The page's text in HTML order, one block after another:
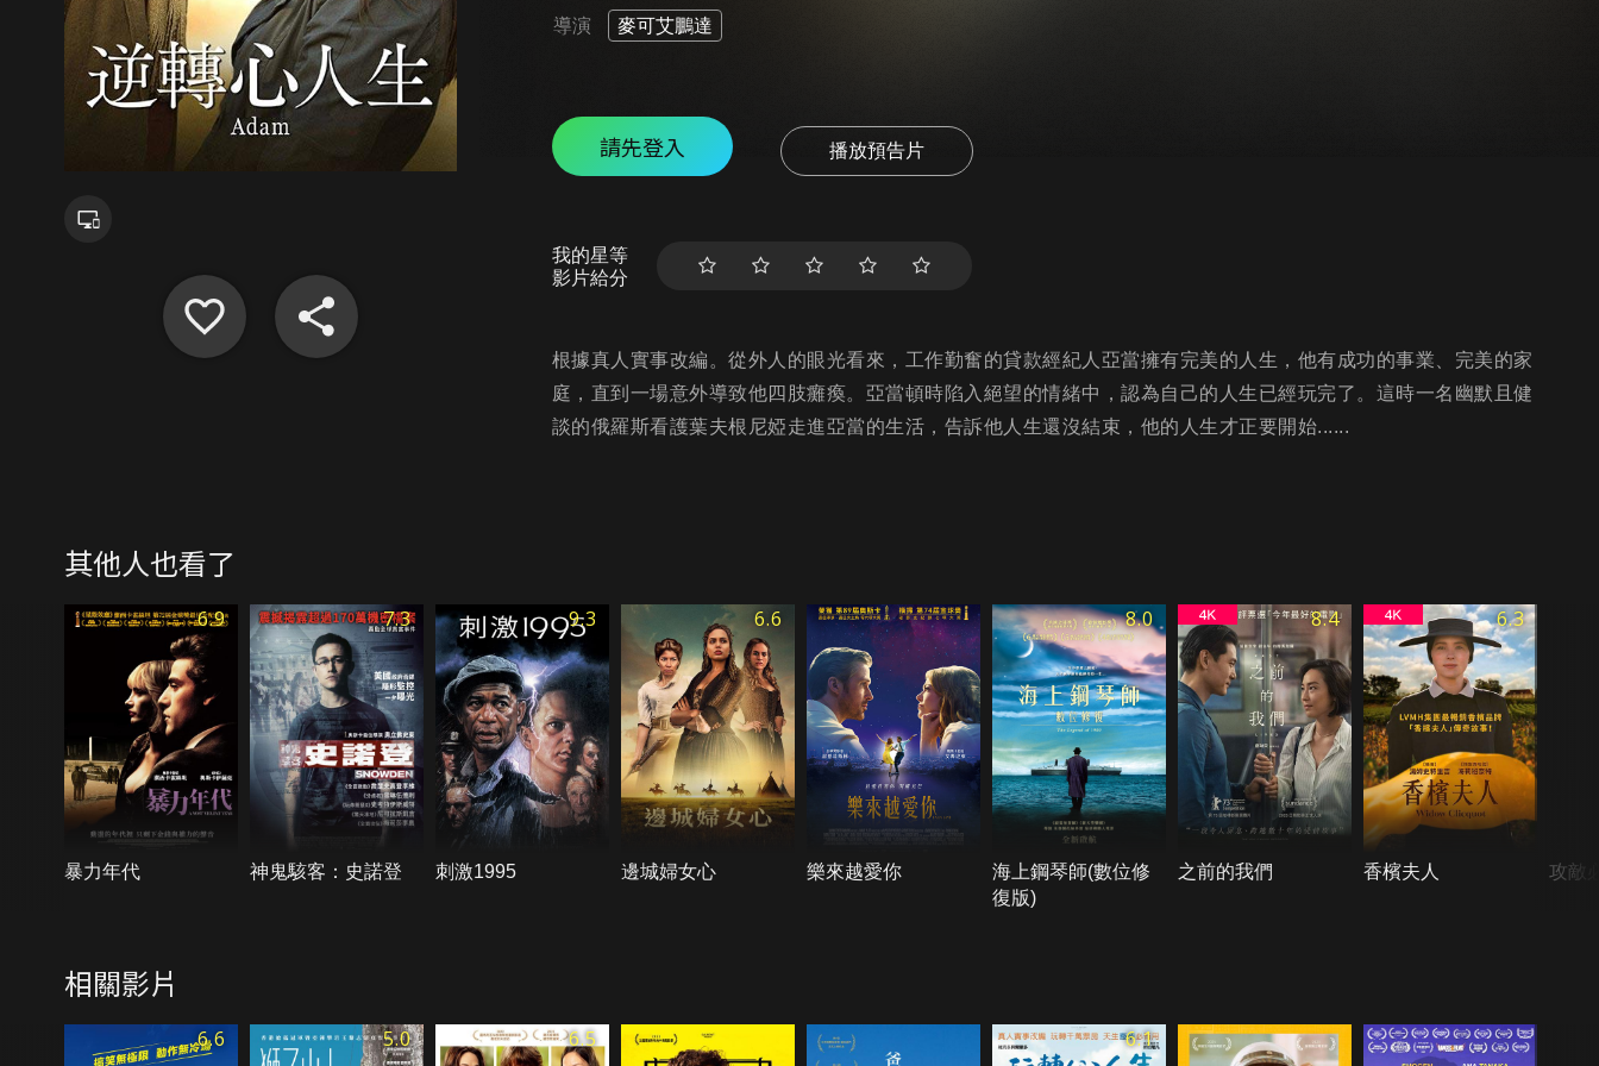
導演 麥可艾鵬達
請先登入 播放預告片
我的星等
影片給分
根據真人實事改編。從外人的眼光看來，工作勤奮的貸款經紀人亞當擁有完美的人生，他有成功的事業、完美的家
庭，直到一場意外導致他四肢癱瘓。亞當頓時陷入絕望的情緒中，認為自己的人生已經玩完了。這時一名幽默且健
談的俄羅斯看護葉夫根尼婭走進亞當的生活，告訴他人生還沒結束，他的人生才正要開始......
其他人也看了
6.9
暴力年代
7.3
神鬼駭客：史諾登
9.3
刺激1995
6.6
邊城婦女心 樂來越愛你
8.0
海上鋼琴師(數位修
復版)
8.4
之前的我們
6.3
香檳夫人 攻敵
相關影片
6.6 5.0 6.5 6.1